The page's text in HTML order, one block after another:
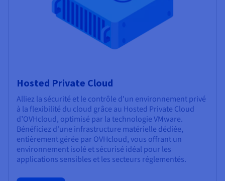
Hosted Private Cloud
Alliez la sécurité et le contrôle d'un environnement privé
à la flexibilité du cloud grâce au Hosted Private Cloud
d’OVHcloud, optimisé par la technologie VMware.
Bénéficiez d'une infrastructure matérielle dédiée,
entièrement gérée par OVHcloud, vous offrant un
environnement isolé et sécurisé idéal pour les
applications sensibles et les secteurs réglementés.